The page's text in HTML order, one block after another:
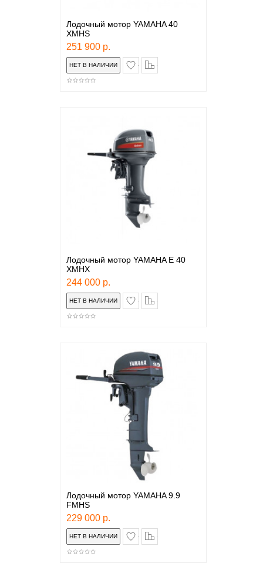
Лодочный мотор YAMAHA 40
XMHS
251 900 р.
в закладки
Лодочный мотор YAMAHA E 40
XMHX
244 000 р.
в закладки
Лодочный мотор YAMAHA 9.9
FMHS
229 000 р.
в закладки